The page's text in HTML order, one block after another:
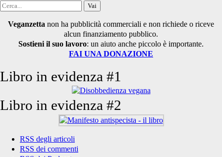
Cerca
Veganzetta non ha pubblicità commerciali e non richiede o riceve
alcun finanziamento pubblico.
Sostieni il suo lavoro: un aiuto anche piccolo è importante.
FAI UNA DONAZIONE
Libro in evidenza #1
Libro in evidenza #2
RSS degli articoli
RSS dei commenti